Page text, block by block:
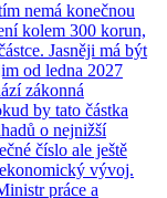
nemá konečnou
kolem 300 korun,
Jasněji má být
od ledna 2027
zákonná
by tato částka
o nejnižší
číslo ale ještě
vývoj.
práce a